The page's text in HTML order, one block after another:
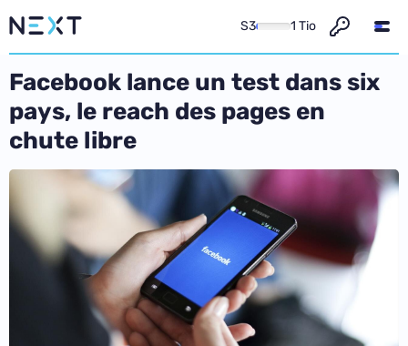
S3 1 Tio
Facebook lance un test dans six
pays, le reach des pages en
chute libre